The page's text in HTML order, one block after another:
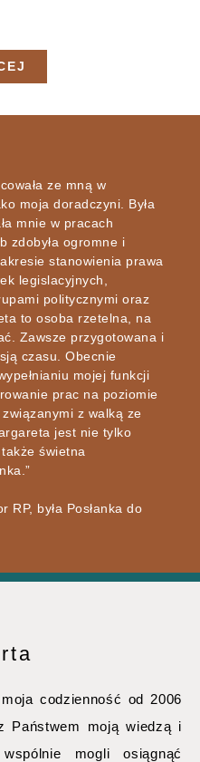
ze mną w
moja doradczyni. Była
mnie w pracach
zdobyła ogromne i
stanowienia prawa
legislacyjnych,
politycznymi oraz
to osoba rzetelna, na
Zawsze przygotowana i
czasu. Obecnie
mojej funkcji
prac na poziomie
z walką ze
jest nie tylko
świetna
RP, była Posłanka do
codzienność od 2006
Państwem moją wiedzą i
mogli osiągnąć